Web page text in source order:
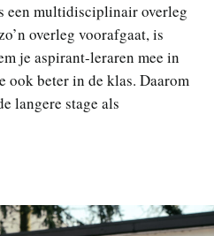
een multidisciplinair overleg
overleg voorafgaat, is
je aspirant-leraren mee in
ook beter in de klas. Daarom
langere stage als